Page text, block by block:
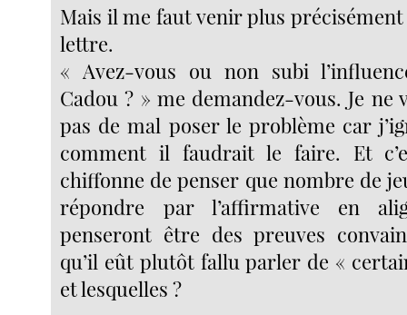
Mais il me faut venir plus précisément
lettre.
« Avez-vous ou non subi
Cadou ? » me demandez-vous. Je ne
pas de mal poser le problème car
comment il faudrait le faire. Et
chiffonne de penser que nombre de
répondre par l’affirmative en
penseront être des preuves
qu’il eût plutôt fallu parler de «
et lesquelles ?